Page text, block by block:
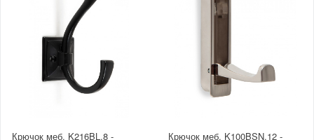
Крючок меб. K216BL.8 - Крючок меб. K100BSN.12 -